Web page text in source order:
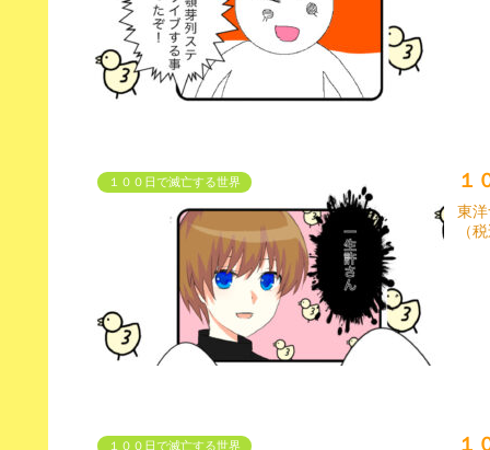
１００日で滅亡する世界 １
東
（
１００日で滅亡する世界 １